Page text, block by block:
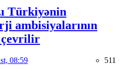
Türkiyənin
ambisiyalarının
çevrilir
08:59 511